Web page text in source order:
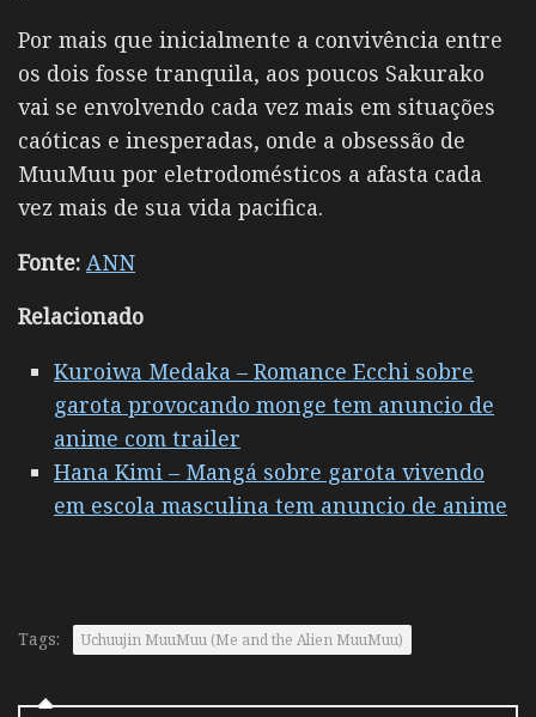
Por mais que inicialmente a convivência entre
os dois fosse tranquila, aos poucos Sakurako
vai se envolvendo cada vez mais em situações
caóticas e inesperadas, onde a obsessão de
MuuMuu por eletrodomésticos a afasta cada
vez mais de sua vida pacifica.
Fonte: ANN
Relacionado
Kuroiwa Medaka – Romance Ecchi sobre
garota provocando monge tem anuncio de
anime com trailer
Hana Kimi – Mangá sobre garota vivendo
em escola masculina tem anuncio de anime
Tags: Uchuujin MuuMuu (Me and the Alien MuuMuu)